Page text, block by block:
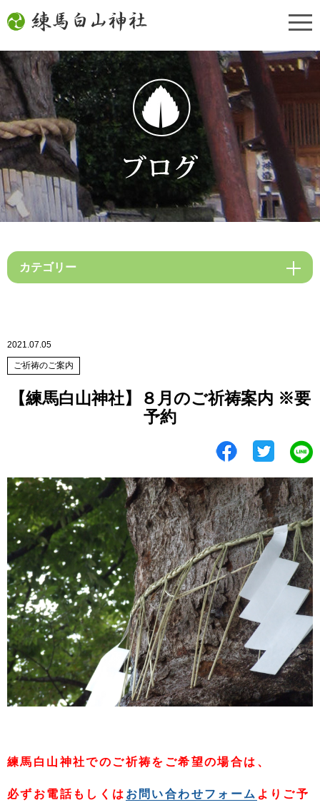
カテゴリー
2021.07.05
ご祈祷のご案内
【練馬白山神社】８月のご祈祷案内 ※要
予約
練馬白山神社でのご祈祷をご希望の場合は、
必ずお電話もしくは お問い合わせフォーム よりご予